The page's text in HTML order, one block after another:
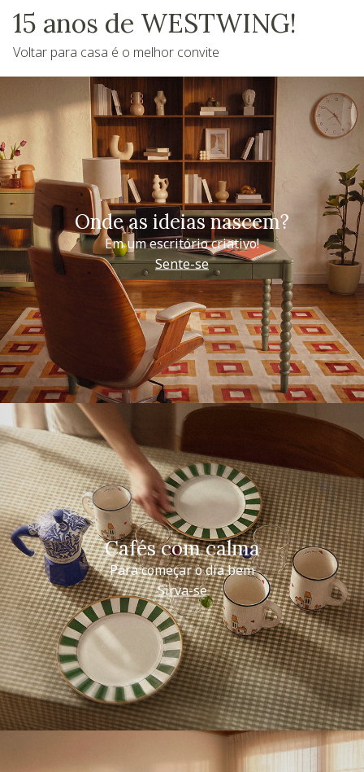
15 anos de WESTWING!
Voltar para casa é o melhor convite
Onde as ideias nascem?
Em um escritório criativo!
Sente-se
Cafés com calma
Para começar o dia bem
Sirva-se